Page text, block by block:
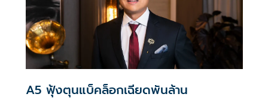
A5 ฟุ้งตุนแบ็คล็อกเฉียดพันล้าน